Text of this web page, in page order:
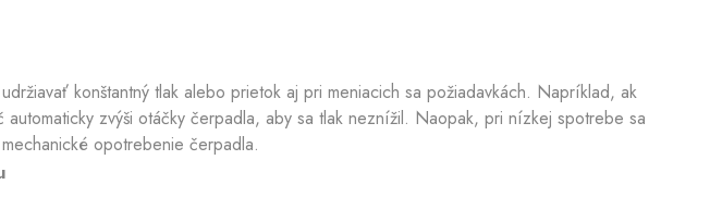
konštantný tlak alebo prietok aj pri meniacich sa požiadavkách. Napríklad, ak
zvýši otáčky čerpadla, aby sa tlak neznížil. Naopak, pri nízkej spotrebe sa
opotrebenie čerpadla.